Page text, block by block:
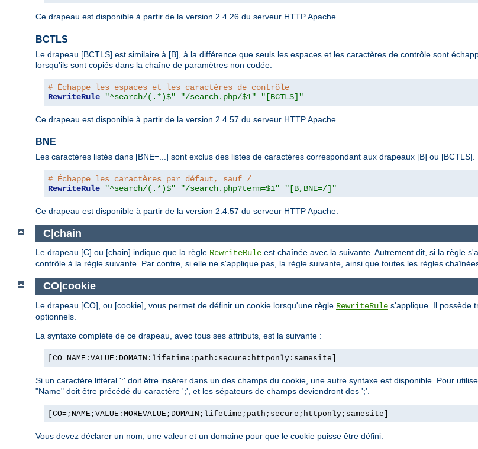
Ce drapeau est disponible à partir de la version 2.4.26 du serveur HTTP Apache.
BCTLS
Le drapeau [BCTLS] est similaire à [B], à la différence que seuls les espaces et les caractères de contrôle sont
lorsqu'ils sont copiés dans la chaîne de paramètres non codée.
# Échappe les espaces et les caractères de contrôle
RewriteRule
"^search/(.*)$" "/search.php/$1" "[BCTLS]"
Ce drapeau est disponible à partir de la version 2.4.57 du serveur HTTP Apache.
BNE
Les caractères listés dans [BNE=...] sont exclus des listes de caractères correspondant aux drapeaux [B] ou
# Échappe les caractères par défaut, sauf /
RewriteRule
"^search/(.*)$" "/search.php?term=$1" "[B,BNE=/]"
Ce drapeau est disponible à partir de la version 2.4.57 du serveur HTTP Apache.
C|chain
Le drapeau [C] ou [chain] indique que la règle RewriteRule est chaînée avec la suivante. Autrement dit, si la règle
contrôle à la règle suivante. Par contre, si elle ne s'applique pas, la règle suivante, ainsi que toutes les règles
CO|cookie
Le drapeau [CO], ou [cookie], vous permet de définir un cookie lorsqu'une règle RewriteRule s'applique. Il possède
optionnels.
La syntaxe complète de ce drapeau, avec tous ses attributs, est la suivante :
[CO=NAME:VALUE:DOMAIN:lifetime:path:secure:httponly:samesite]
Si un caractère littéral ':' doit être insérer dans un des champs du cookie, une autre syntaxe est disponible. Pour
"Name" doit être précédé du caractère ';', et les sépateurs de champs deviendront des ';'.
[CO=;NAME;VALUE:MOREVALUE;DOMAIN;lifetime;path;secure;httponly;samesite]
Vous devez déclarer un nom, une valeur et un domaine pour que le cookie puisse être défini.